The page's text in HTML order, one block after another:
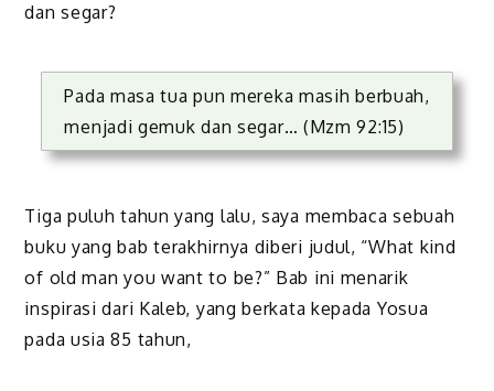
dan segar?
Pada masa tua pun mereka masih berbuah,
menjadi gemuk dan segar… (Mzm 92:15)
Tiga puluh tahun yang lalu, saya membaca sebuah
buku yang bab terakhirnya diberi judul, “What kind
of old man you want to be?” Bab ini menarik
inspirasi dari Kaleb, yang berkata kepada Yosua
pada usia 85 tahun,